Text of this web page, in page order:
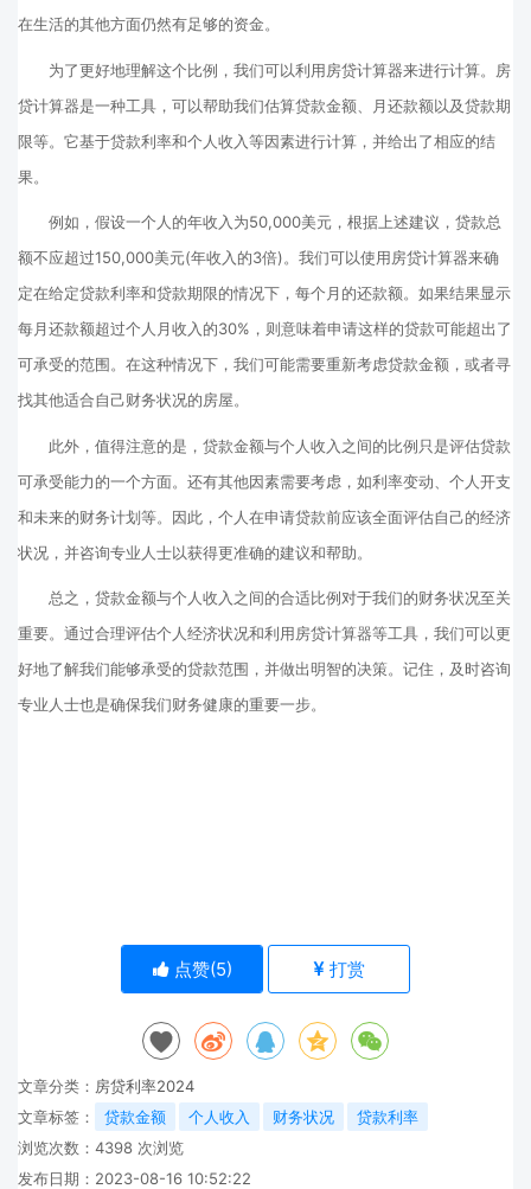
在生活的其他方面仍然有足够的资金。
为了更好地理解这个比例，我们可以利用房贷计算器来进行计算。房
贷计算器是一种工具，可以帮助我们估算贷款金额、月还款额以及贷款期
限等。它基于贷款利率和个人收入等因素进行计算，并给出了相应的结
果。
例如，假设一个人的年收入为50,000美元，根据上述建议，贷款总
额不应超过150,000美元(年收入的3倍)。我们可以使用房贷计算器来确
定在给定贷款利率和贷款期限的情况下，每个月的还款额。如果结果显示
每月还款额超过个人月收入的30%，则意味着申请这样的贷款可能超出了
可承受的范围。在这种情况下，我们可能需要重新考虑贷款金额，或者寻
找其他适合自己财务状况的房屋。
此外，值得注意的是，贷款金额与个人收入之间的比例只是评估贷款
可承受能力的一个方面。还有其他因素需要考虑，如利率变动、个人开支
和未来的财务计划等。因此，个人在申请贷款前应该全面评估自己的经济
状况，并咨询专业人士以获得更准确的建议和帮助。
总之，贷款金额与个人收入之间的合适比例对于我们的财务状况至关
重要。通过合理评估个人经济状况和利用房贷计算器等工具，我们可以更
好地了解我们能够承受的贷款范围，并做出明智的决策。记住，及时咨询
专业人士也是确保我们财务健康的重要一步。
点赞(5) 打赏
文章分类： 房贷利率2024
文章标签：
贷款金额 个人收入 财务状况
贷款利率
浏览次数： 4398 次浏览
发布日期：2023-08-16 10:52:22